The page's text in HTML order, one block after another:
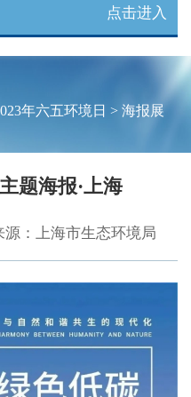
点击进入
年六五环境日 > 海报展
题海报·上海
源：上海市生态环境局